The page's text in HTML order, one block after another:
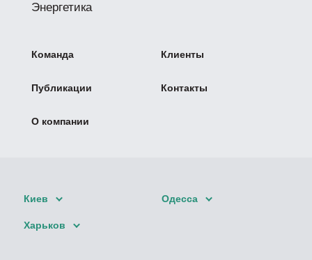
Энергетика
Команда Клиенты
Публикации Контакты
О компании
Киев Одесса
Харьков